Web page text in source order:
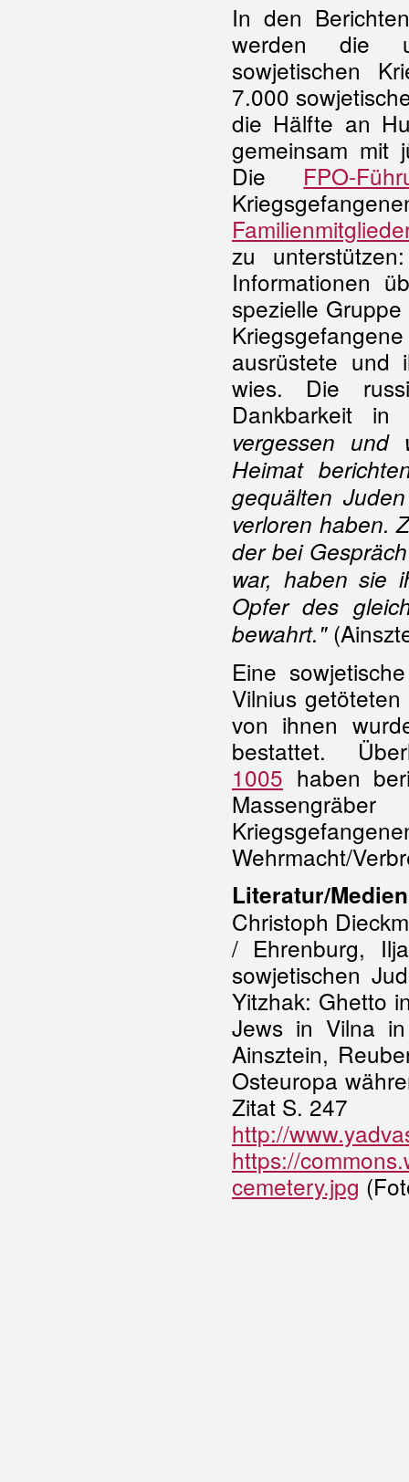
In den
werden die
sowjetischen
7.000
die Hälfte an
gemeinsam mit
Die FPO-
zu
Informationen
spezielle
ausrüstete und
wies. Die
Dankbarkeit
vergessen und
Heimat
gequälten
verloren haben.
der bei
war, haben sie
Opfer des
bewahrt."
Eine
Vilnius
von ihnen
bestattet.
1005 haben
Wehrmacht/
Literatur/Medien
Christoph
/ Ehrenburg,
sowjetischen
Yitzhak: Ghetto
Jews in Vilna
Ainsztein,
Osteuropa
Zitat S. 247
http://
https://
cemetery.jpg